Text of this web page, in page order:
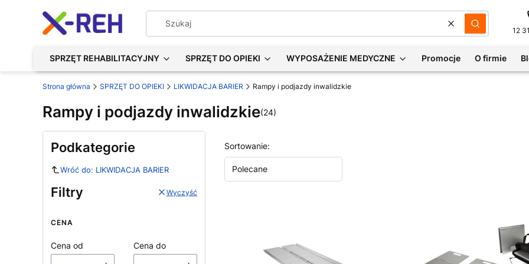
WyczyśćSzukaj 12
SPRZĘT REHABILITACYJNY SPRZĘT DO OPIEKI WYPOSAŻENIE MEDYCZNE Promocje O firmie
Strona główna SPRZĘT DO OPIEKI LIKWIDACJA BARIER Rampy i podjazdy inwalidzkie
Rampy i podjazdy inwalidzkie(24)
Podkategorie
Wróć do: LIKWIDACJA BARIER
Filtry Wyczyść
CENA
Cena od
Cena do
Sortowanie:
Polecane